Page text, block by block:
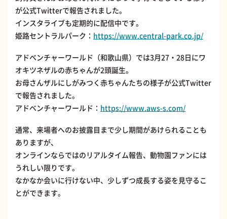
が公式Twitterで報告されました。
インスタライブも定期的に配信中です。
姫路セントラルパーク： https://www.central-park.co.jp/
アドベンチャーワールド（和歌山県）では3月27・28日にワ
オキツネザルの赤ちゃんが2頭誕生。
お母さんザルにしがみつく赤ちゃんたちの様子が公式Twitter
で報告されました。
アドベンチャーワールド： https://www.aws-s.com/
通常、来場者へのお披露目まで少し期間があけられることも
ありますが、
オンラインならではのリアルタイム報告、動物園ファンには
うれしい限りです。
なかなか会いに行けない中、少しずつ成長する姿を見守るこ
とができます。